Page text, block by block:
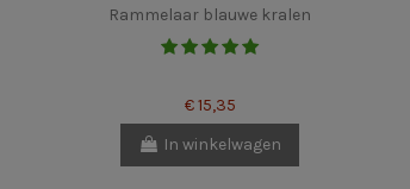
Rammelaar blauwe kralen
€ 15,35
In winkelwagen